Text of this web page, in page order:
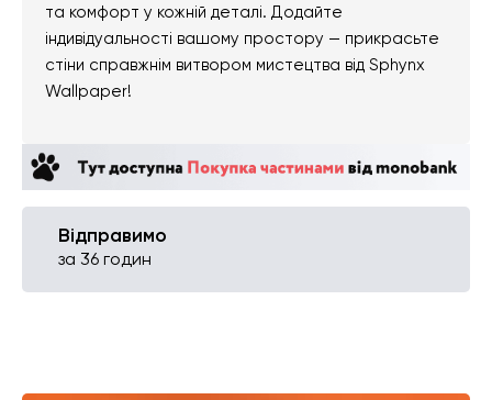
та комфорт у кожній деталі. Додайте
індивідуальності вашому простору — прикрасьте
стіни справжнім витвором мистецтва від Sphynx
Wallpaper!
Відправимо
за 36 годин